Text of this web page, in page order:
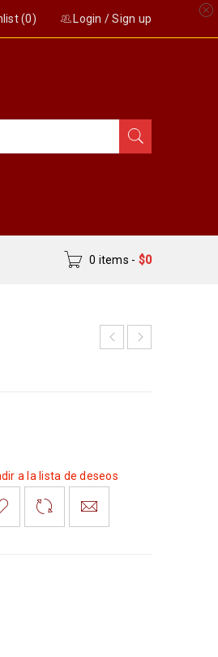
Login /Sign up
(0)
0 items - $0
a la lista de deseos